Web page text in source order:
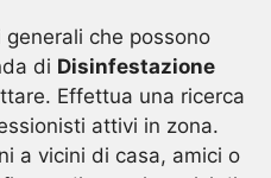
che possono
di Disinfestazione
Effettua una ricerca
attivi in zona.
a vicini di casa, amici o